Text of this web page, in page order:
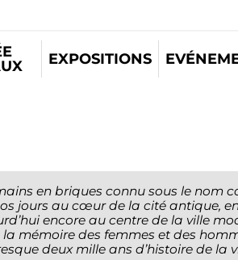
EXPOSITIONS
en briques connu sous le nom
jours au cœur de la cité antique,
encore au centre de la ville
mémoire des femmes et des
deux mille ans d’histoire de la